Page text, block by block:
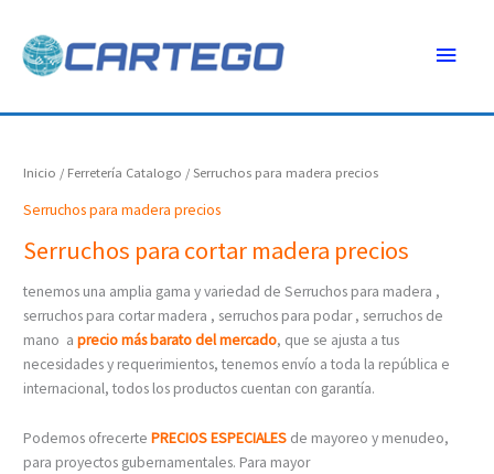
contenido
Inicio / Ferretería Catalogo / Serruchos para madera precios
Serruchos para madera precios
Serruchos para cortar madera precios
tenemos una amplia gama y variedad de Serruchos para madera ,
serruchos para cortar madera , serruchos para podar , serruchos de
mano apreciomás barato del mercado, que se ajusta a tus
necesidades y requerimientos, tenemos envío a toda la república e
internacional, todos los productos cuentan con garantía.
Podemos ofrecerte PRECIOS ESPECIALES de mayoreo y menudeo,
para proyectos gubernamentales. Para mayor